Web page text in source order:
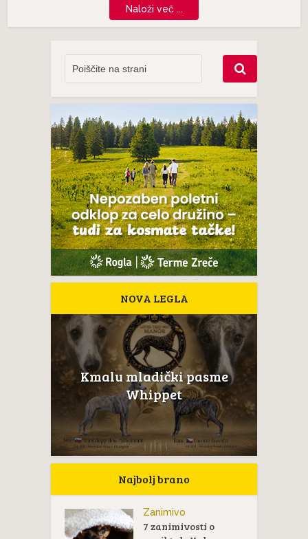
Naloži več ...
NOVA LEGLA
Kmalu mladički pasme
Whippet
Najbolj brano
Zanimivo
7 zanimivosti o